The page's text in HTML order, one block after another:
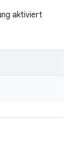
aktiviert